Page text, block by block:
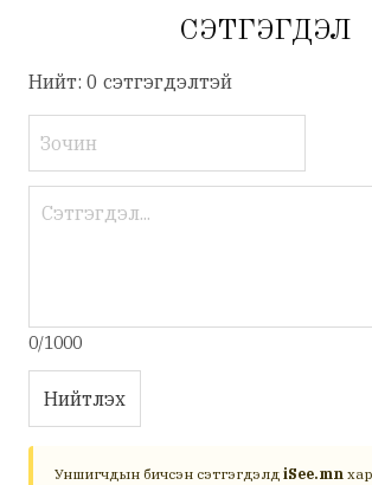
СЭТГЭГДЭЛ
Нийт: 0 сэтгэгдэлтэй
0/1000
Нийтлэх
Уншигчдын бичсэн сэтгэгдэлд iSee.mn